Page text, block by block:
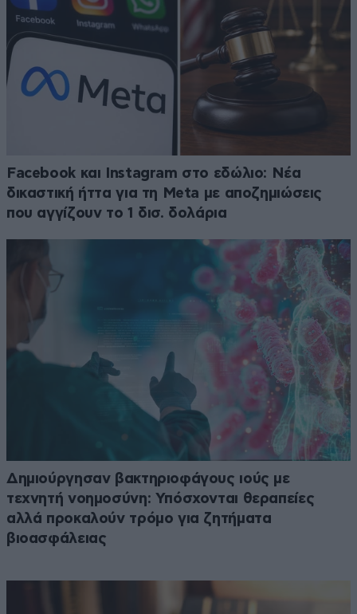
Facebook και Instagram στο εδώλιο: Νέα
δικαστική ήττα για τη Meta με αποζημιώσεις
που αγγίζουν το 1 δισ. δολάρια
Δημιούργησαν βακτηριοφάγους ιούς με
τεχνητή νοημοσύνη: Υπόσχονται θεραπείες
αλλά προκαλούν τρόμο για ζητήματα
βιοασφάλειας